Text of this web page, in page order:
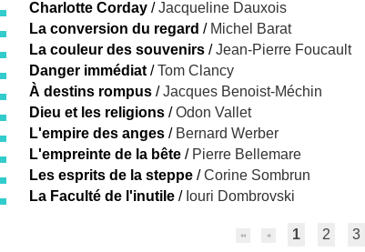
Charlotte Corday /Jacqueline Dauxois
La conversion du regard / Michel Barat
La couleur des souvenirs /Jean-Pierre Foucault
Danger immédiat /Tom Clancy
À destins rompus /Jacques Benoist-Méchin
Dieu et les religions /Odon Vallet
L'empire des anges / Bernard Werber
L'empreinte de la bête / Pierre Bellemare
Les esprits de la steppe /Corine Sombrun
La Faculté de l'inutile / Iouri Dombrovski
1 2 3